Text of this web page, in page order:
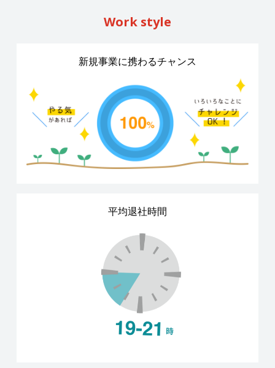
Work style
新規事業に携わるチャンス
平均退社時間